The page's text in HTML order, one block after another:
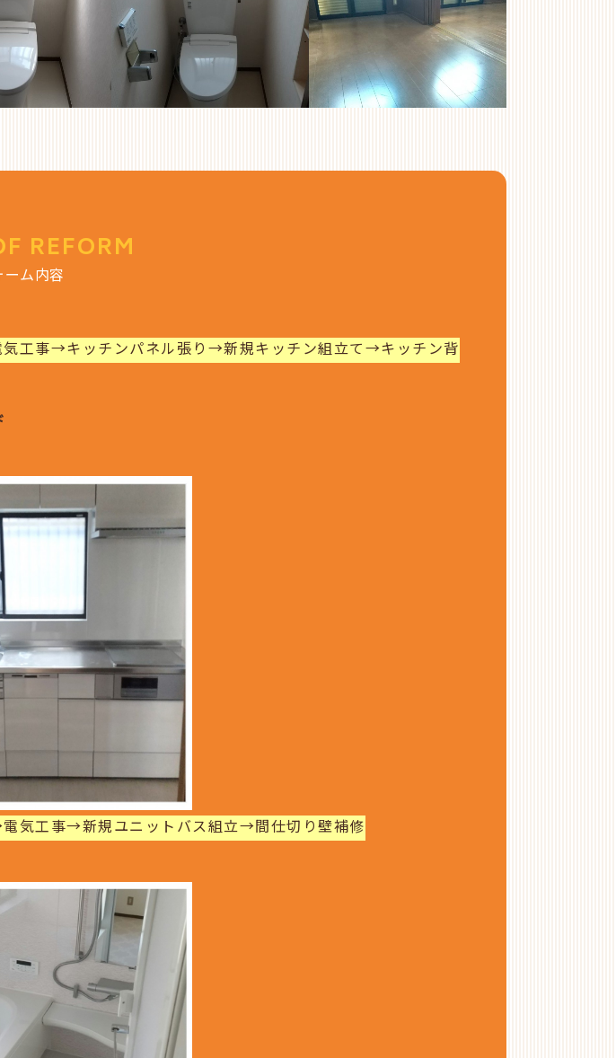
REFORM
ーム内容
工事→キッチンパネル張り→新規キッチン組立て→キッチン背
気工事→新規ユニットバス組立→間仕切り壁補修